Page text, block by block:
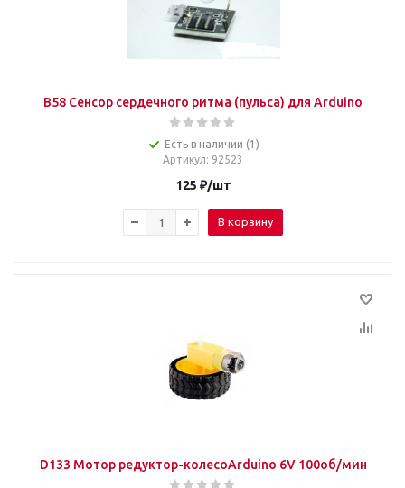
B58 Сенсор сердечного ритма (пульса) для Arduino
Есть в наличии (1)
Артикул: 92523
125 ₽/шт
В корзину
D133 Мотор редуктор-колесоArduino 6V 100об/мин